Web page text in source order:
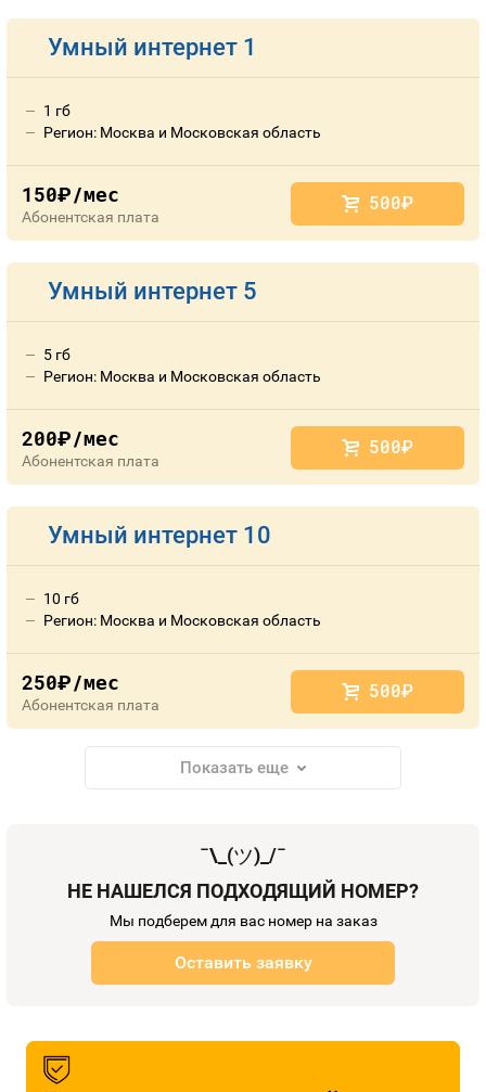
Умный интернет 1
1 гб
Регион: Москва и Московская область
150руб./мес
Абонентская плата
500руб.
Умный интернет 5
5 гб
Регион: Москва и Московская область
200руб./мес
Абонентская плата
500руб.
Умный интернет 10
10 гб
Регион: Москва и Московская область
250руб./мес
Абонентская плата
500руб.
Показать еще
¯\_(ツ)_/¯
НЕ НАШЕЛСЯ ПОДХОДЯЩИЙ НОМЕР?
Мы подберем для вас номер на заказ
Оставить заявку